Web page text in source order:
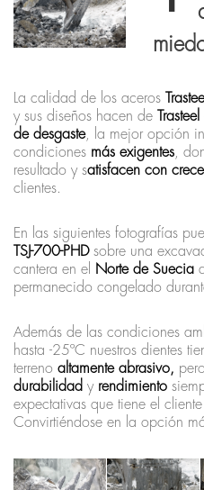
La calidad de los aceros
y sus diseños hacen de
de desgaste, la mejor opción
condiciones más exigentes ,
resultado y satisfacen con
clientes.
En las siguientes fotografías
TSJ-700-PHD sobre una
cantera en el
Norte de Suecia
permanecido congelado
Además de las condiciones
hasta -25ºC nuestros dientes
terreno altamente abrasivo,
durabilidad y rendimiento
expectativas que tiene el
Convirtiéndose en la opción